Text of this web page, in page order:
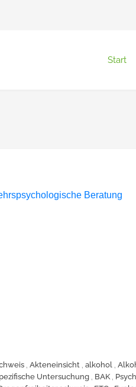
Start
Akteneinsicht alkohol
Untersuchung BAK